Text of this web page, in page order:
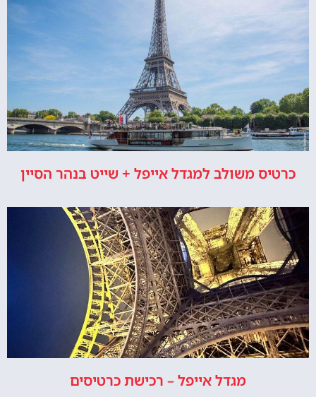
כרטיס משולב למגדל אייפל + שייט בנהר הסיין
מגדל אייפל – רכישת כרטיסים